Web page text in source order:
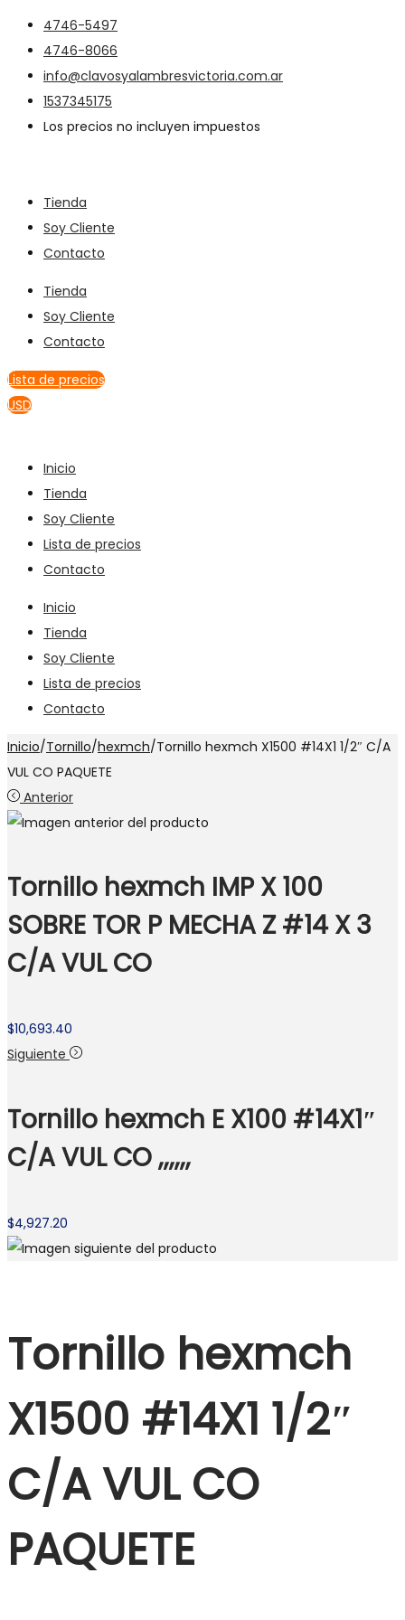
4746-5497
4746-8066
info@clavosyalambresvictoria.com.ar
1537345175
Los precios no incluyen impuestos
Tienda
Soy Cliente
Contacto
Tienda
Soy Cliente
Contacto
Lista de precios
USD
Inicio
Tienda
Soy Cliente
Lista de precios
Contacto
Inicio
Tienda
Soy Cliente
Lista de precios
Contacto
Inicio/Tornillo/hexmch/Tornillo hexmch X1500 #14X1 1/2″ C/A
VUL CO PAQUETE
Anterior
Tornillo hexmch IMP X 100
SOBRE TOR P MECHA Z #14 X 3
C/A VUL CO
$10,693.40
Siguiente
Tornillo hexmch E X100 #14X1″
C/A VUL CO ,,,,,,
$4,927.20
Tornillo hexmch
X1500 #14X1 1/2″
C/A VUL CO
PAQUETE